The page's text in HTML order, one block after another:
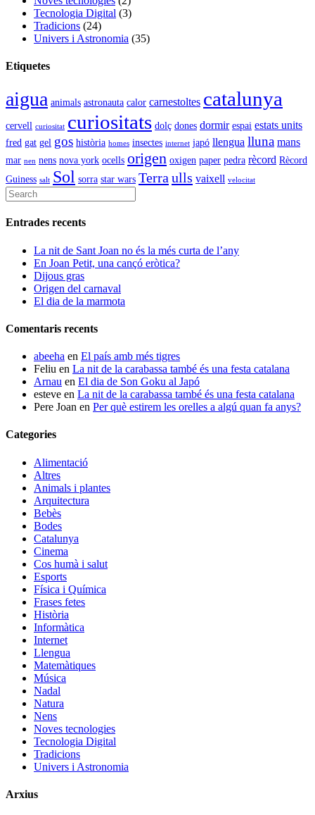
Tecnologia Digital (3)
Tradicions (24)
Univers i Astronomia (35)
Etiquetes
aigua animals astronauta calor carnestoltes catalunya
cervell curiositat curiositats dolç dones dormir espai estats units
fred gat gel gos història homes insectes internet japó llengua lluna mans
mar nen nens nova york ocells origen oxigen paper pedra rècord Rècord
Guiness salt Sol sorra star wars Terra ulls vaixell velocitat
Entrades recents
La nit de Sant Joan no és la més curta de l’any
En Joan Petit, una cançó eròtica?
Dijous gras
Origen del carnaval
El dia de la marmota
Comentaris recents
abeeha en El país amb més tigres
Feliu en La nit de la carabassa també és una festa catalana
Arnau en El dia de Son Goku al Japó
esteve en La nit de la carabassa també és una festa catalana
Pere Joan en Per què estirem les orelles a algú quan fa anys?
Categories
Alimentació
Altres
Animals i plantes
Arquitectura
Bebès
Bodes
Catalunya
Cinema
Cos humà i salut
Esports
Física i Química
Frases fetes
Història
Informàtica
Internet
Llengua
Matemàtiques
Música
Nadal
Natura
Nens
Noves tecnologies
Tecnologia Digital
Tradicions
Univers i Astronomia
Arxius